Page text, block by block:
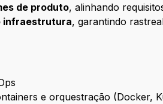
de produto, alinhando
infraestrutura, garantindo
e orquestração (Docker,